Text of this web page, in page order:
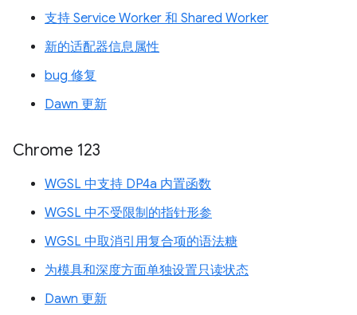
支持 Service Worker 和 Shared Worker
新的适配器信息属性
bug 修复
Dawn 更新
Chrome 123
WGSL 中支持 DP4a 内置函数
WGSL 中不受限制的指针形参
WGSL 中取消引用复合项的语法糖
为模具和深度方面单独设置只读状态
Dawn 更新